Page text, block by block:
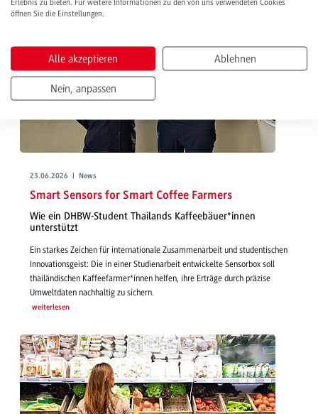
23.06.2026 | News
Smart Sensors for Smart Coffee Farmers
Wie ein DHBW-Student Thailands Kaffeebäuer*innen
unterstützt
Ein starkes Zeichen für internationale Zusammenarbeit und studentischen
Innovationsgeist: Die in einer Studienarbeit entwickelte Sensorbox soll
thailändischen Kaffeefarmer*innen helfen, ihre Erträge durch präzise
Umweltdaten nachhaltig zu sichern.
weiterlesen
Erlebnis zu bieten. Für weitere Informationen zu den von uns verwendeten Cookies
öffnen Sie die Einstellungen.
Alle akzeptieren Ablehnen
Nein, anpassen